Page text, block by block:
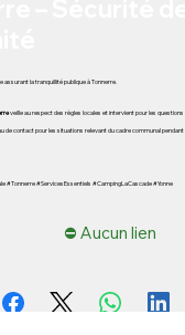
assurant la tranquillité publique à Tonnerre.
veille au respect des règles locales et intervient pour les
de contact pour les situations relevant du cadre communal
#Tonnerre #ServicesEssentiels #CampingLaCascade #Yonne
⛔ Aucun lien